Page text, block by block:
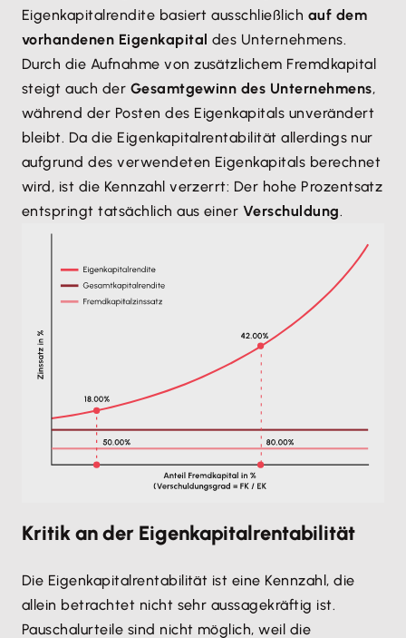
Eigenkapitalrendite basiert ausschließlich auf dem
vorhandenen Eigenkapital des Unternehmens.
Durch die Aufnahme von zusätzlichem Fremdkapital
steigt auch der Gesamtgewinn des Unternehmens,
während der Posten des Eigenkapitals unverändert
bleibt. Da die Eigenkapitalrentabilität allerdings nur
aufgrund des verwendeten Eigenkapitals berechnet
wird, ist die Kennzahl verzerrt: Der hohe Prozentsatz
entspringt tatsächlich aus einer Verschuldung.
Kritik an der Eigenkapitalrentabilität
Die Eigenkapitalrentabilität ist eine Kennzahl, die
allein betrachtet nicht sehr aussagekräftig ist.
Pauschalurteile sind nicht möglich, weil die